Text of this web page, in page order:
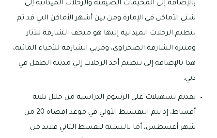
بالإضافة إلى المخيمات الصيفية والرحلات الميدانية إلى
شتي الأماكن في الإمارة ومن بين أشهر الأماكن التي قد تم
تنظيم الرحلات الميدانية إليها هو متحف الشارقة للآثار
ومنتزه الشارقة الصحراوي، ومربي الشارقة للأحياء المائية،
هذا بالإضافة إلى تنظيم أحد الرحلات إلي مدينة الطفل في
دبي.
تقديم تسهيلات على الرسوم الدراسية من خلال ثلاثة
أقساط، إذ يتم التقسيط الأولي في موعد اقصاه 20 من
شهر أغسطس، أما بالنسبة للقسط الثاني فلابد من